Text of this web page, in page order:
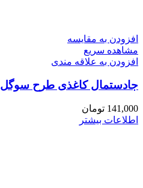
افزودن به مقایسه
مشاهده سریع
افزودن به علاقه مندی
جادستمال کاغذی طرح سوگل
141,000 تومان
اطلاعات بیشتر